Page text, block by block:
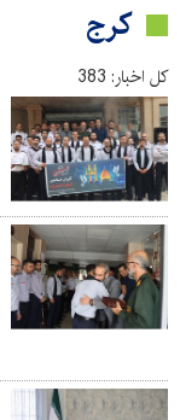
کرج
کل اخبار: 383